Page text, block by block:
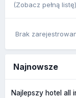
(Zobacz pełną listę)
Brak
Najnowsze
Najlepszy hotel all